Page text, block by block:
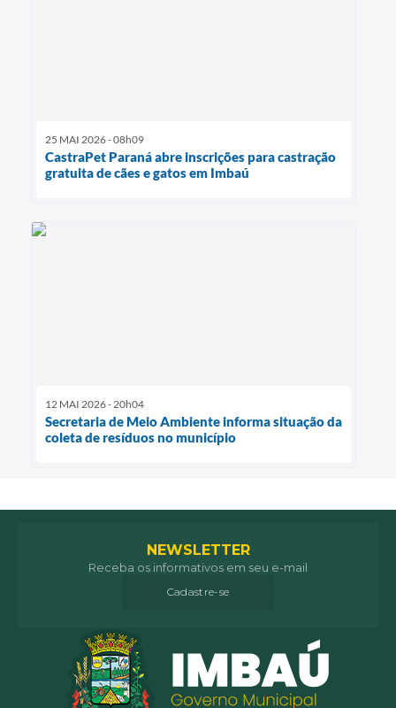
25 MAI 2026 - 08h09
CastraPet Paraná abre inscrições para castração
gratuita de cães e gatos em Imbaú
12 MAI 2026 - 20h04
Secretaria de Meio Ambiente informa situação da
coleta de resíduos no município
NEWSLETTER
Receba os informativos em seu e-mail
Cadastre-se